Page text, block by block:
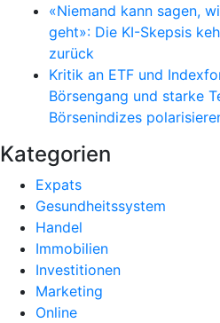
«Niemand kann sagen,
geht»: Die KI-Skepsis
zurück
Kritik an ETF und
Börsengang und starke
Börsenindizes
Kategorien
Expats
Gesundheitssystem
Handel
Immobilien
Investitionen
Marketing
Online